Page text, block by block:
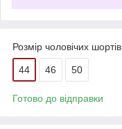
Розмір чоловічих шортів
44 46 50
Готово до відправки